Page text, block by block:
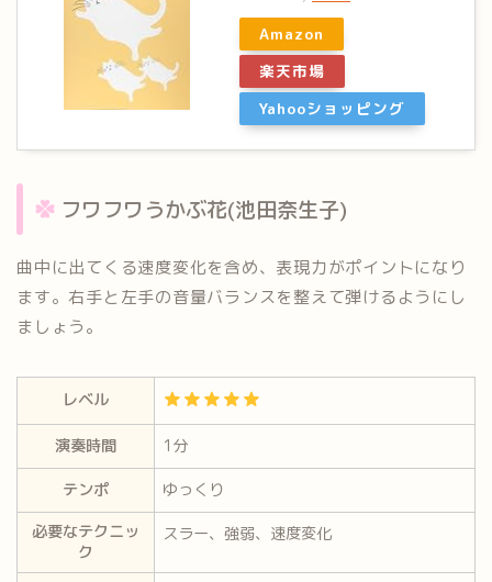
Amazon
楽天市場
Yahooショッピング
フワフワうかぶ花(池田奈生子)
曲中に出てくる速度変化を含め、表現力がポイントになり
ます。 右手と左手の音量バランスを整えて弾けるようにし
ましょう。
レベル
演奏時間
1分
テンポ
ゆっくり
必要なテクニッ
ク
スラー、強弱、速度変化